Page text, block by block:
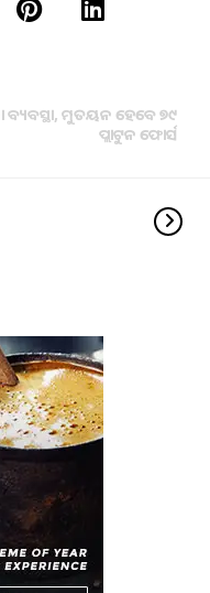
ବ୍ୟବସ୍ଥା, ମୁତୟନ ହେବେ ୭୯
ପ୍ଲାଟୁନ ଫୋର୍ସ